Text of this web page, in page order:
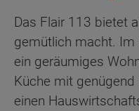
Das Flair 113 bietet
gemütlich macht. Im
ein geräumiges
Küche mit genügend
einen